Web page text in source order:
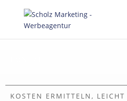
KOSTEN ERMITTELN, LEICHT